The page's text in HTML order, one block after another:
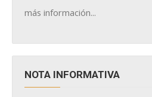
más información...
NOTA INFORMATIVA